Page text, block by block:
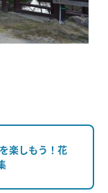
楽しもう！花